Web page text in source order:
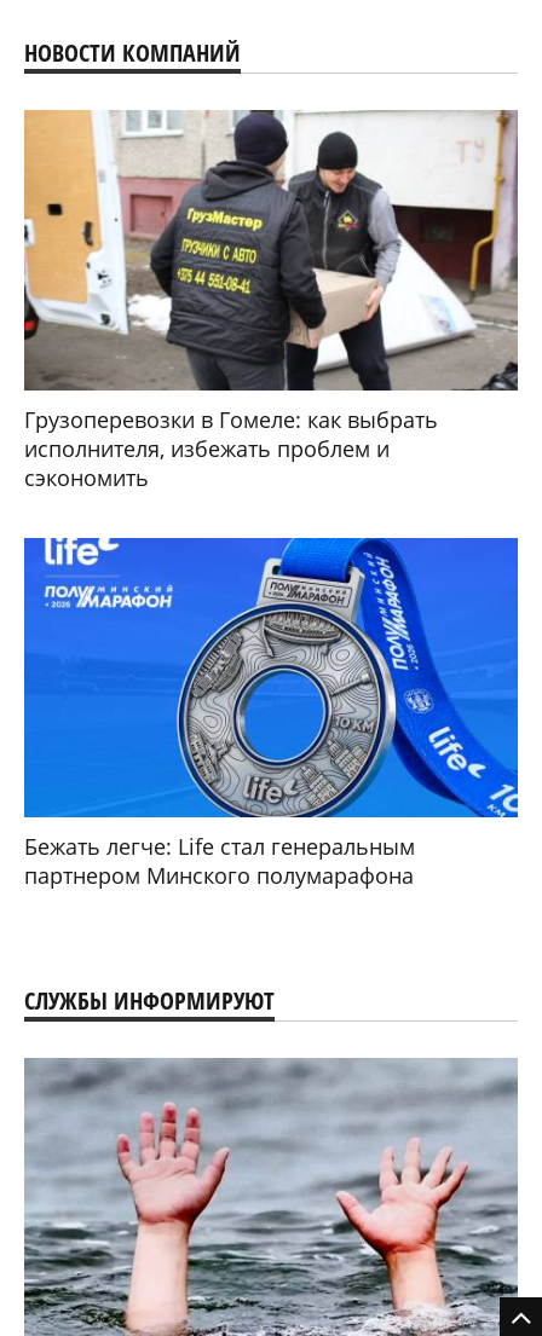
НОВОСТИ КОМПАНИЙ
Грузоперевозки в Гомеле: как выбрать
исполнителя, избежать проблем и
сэкономить
Бежать легче: Life стал генеральным
партнером Минского полумарафона
СЛУЖБЫ ИНФОРМИРУЮТ